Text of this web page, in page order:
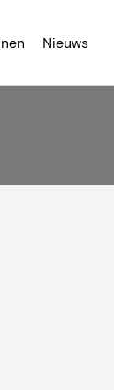
Nieuws